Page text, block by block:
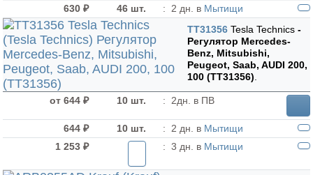
630 ₽
46 шт. : 2 дн. в Мытищи
TT31356 Tesla Technics -
Регулятор Mercedes-
Benz, Mitsubishi,
Peugeot, Saab, AUDI 200,
100 (TT31356).
от 644 ₽ 10 шт. : 2дн. в ПВ
644 ₽ 10 шт. : 2 дн. в Мытищи
1 253 ₽
: 3 дн. в Мытищи